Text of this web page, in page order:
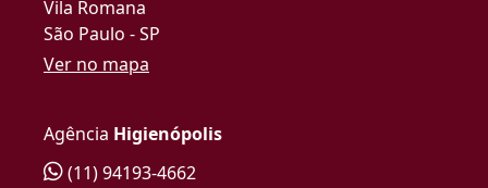
Vila Romana
São Paulo - SP
Ver no mapa
Agência Higienópolis
(11) 94193-4662